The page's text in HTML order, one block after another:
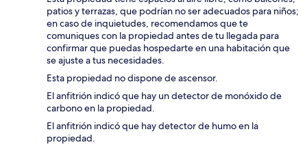
patios y terrazas, que podrían no ser adecuados para niños;
en caso de inquietudes, recomendamos que te
comuniques con la propiedad antes de tu llegada para
confirmar que puedas hospedarte en una habitación que
se ajuste a tus necesidades.
Esta propiedad no dispone de ascensor.
El anfitrión indicó que hay un detector de monóxido de
carbono en la propiedad.
El anfitrión indicó que hay detector de humo en la
propiedad.